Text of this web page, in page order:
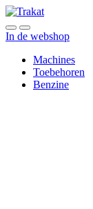
Skip
to
navigation
Skip
to
content
In de webshop
Machines
Toebehoren
Benzine